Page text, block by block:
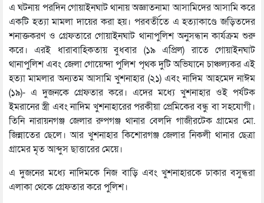
এ ঘটনায় পরদিন গোয়াইনঘাট থানায় অজ্ঞাতনামা আসামিদের আসামি করে
একটি হত্যা মামলা দায়ের করা হয়। পরবর্তীতে এ হত্যাকাণ্ডে জড়িতদের
শনাক্তকরণ ও গ্রেফতারে গোয়াইনঘাট থানাপুলিশ অনুসন্ধান কার্যক্রম শুরু
করে। এরই ধারাবাহিকতায় বুধবার (১৯ এপ্রিল) রাতে গোয়াইনঘাট
থানাপুলিশ এবং জেলা গোয়েন্দা পুলিশ পৃথক দুটি অভিযানে চাঞ্চল্যকর এই
হত্যা মামলার অন্যতম আসামি খুশনাহার (২১) এবং নাদিম আহমেদ নাঈম
(১৯)- এ দুজনকে গ্রেফতার করে। এদের মধ্যে খুশনাহার ওই পর্যটক
ইমরানের স্ত্রী এবং নাদিম খুশনাহারের পরকীয়া প্রেমিকের বন্ধু বা সহযোগী।
তিনি নারায়নগঞ্জ জেলার রুপগঞ্জ থানার বেলদি গাজীরটেক গ্রামের মো.
জিন্নাতের ছেলে। আর খুশনাহার কিশোরগঞ্জ জেলার নিকলী থানার ছেত্রা
গ্রামের মৃত আব্দুস ছাত্তারের মেয়ে।
এ দুজনের মধ্যে নাদিমকে নিজ বাড়ি এবং খুশনাহারকে ঢাকার বসুন্ধরা
এলাকা থেকে গ্রেফতার করে পুলিশ।